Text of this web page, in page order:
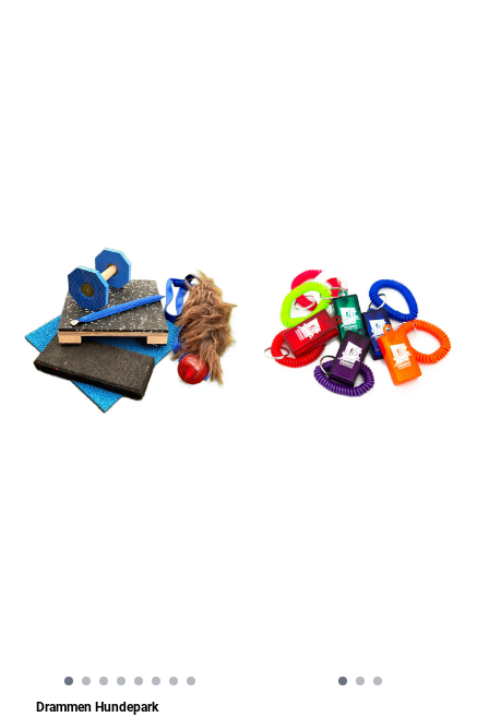
Drammen Hundepark